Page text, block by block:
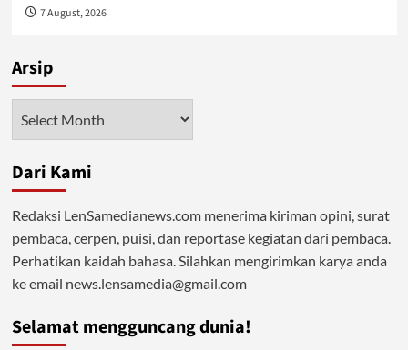
7 August, 2026
Arsip
Dari Kami
Redaksi LenSamedianews.com menerima kiriman opini, surat
pembaca, cerpen, puisi, dan reportase kegiatan dari pembaca.
Perhatikan kaidah bahasa. Silahkan mengirimkan karya anda
ke email news.lensamedia@gmail.com
Selamat mengguncang dunia!